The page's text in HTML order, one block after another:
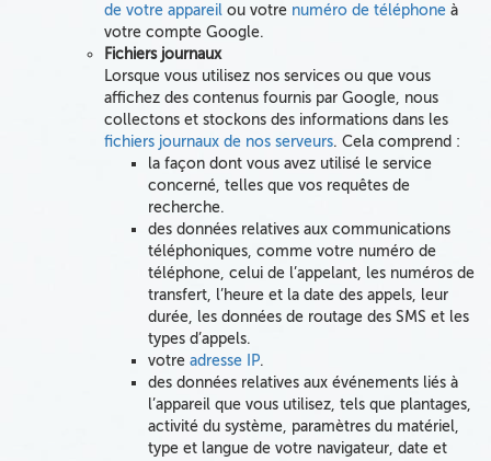
de votre appareil ou votre numéro de téléphone à
votre compte Google.
Fichiers journaux
Lorsque vous utilisez nos services ou que vous
affichez des contenus fournis par Google, nous
collectons et stockons des informations dans les
fichiers journaux de nos serveurs. Cela comprend :
la façon dont vous avez utilisé le service
concerné, telles que vos requêtes de
recherche.
des données relatives aux communications
téléphoniques, comme votre numéro de
téléphone, celui de l’appelant, les numéros de
transfert, l’heure et la date des appels, leur
durée, les données de routage des SMS et les
types d’appels.
votre adresse IP.
des données relatives aux événements liés à
l’appareil que vous utilisez, tels que plantages,
activité du système, paramètres du matériel,
type et langue de votre navigateur, date et